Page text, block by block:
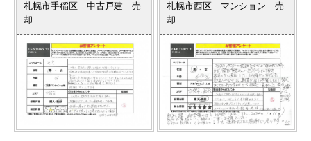
札幌市手稲区 中古戸建 売
却
札幌市西区 マンション 売
却